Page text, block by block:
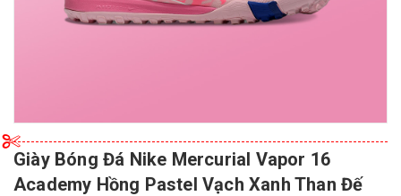
Giày Bóng Đá Nike Mercurial Vapor 16
Academy Hồng Pastel Vạch Xanh Than Đế